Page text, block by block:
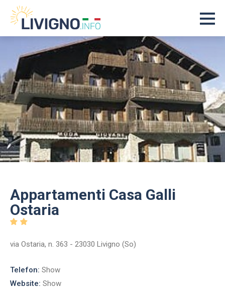
Appartamenti Casa Galli
Ostaria
via Ostaria, n. 363 - 23030 Livigno (So)
Telefon: Show
Website: Show